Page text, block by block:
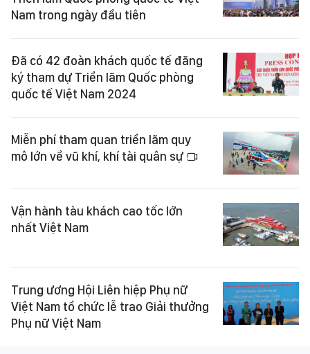
Nam trong ngày đầu tiên
Đã có 42 đoàn khách quốc tế đăng
ký tham dự Triển lãm Quốc phòng
quốc tế Việt Nam 2024
Miễn phí tham quan triển lãm quy
mô lớn về vũ khí, khí tài quân sự
Vận hành tàu khách cao tốc lớn
nhất Việt Nam
Trung ương Hội Liên hiệp Phụ nữ
Việt Nam tổ chức lễ trao Giải thưởng
Phụ nữ Việt Nam